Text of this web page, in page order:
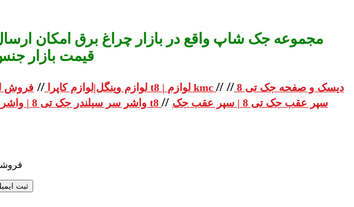
مجموعه جک شاپ واقع در بازار چراغ برق امکان
قیمت بازار جنس
لوازم وینگل|لوازم کاپرا // فروش لوازم یدکی جک تی 8 | لوازم یدکی جک t8 | لوازم kmc // دیسک و صفحه جک تی 8 //
واشر سر سیلندر جک تی 8 | واشر سر سیلندر جک t8 // سپر عقب جک تی 8 | سپر عقب جک
ثبت